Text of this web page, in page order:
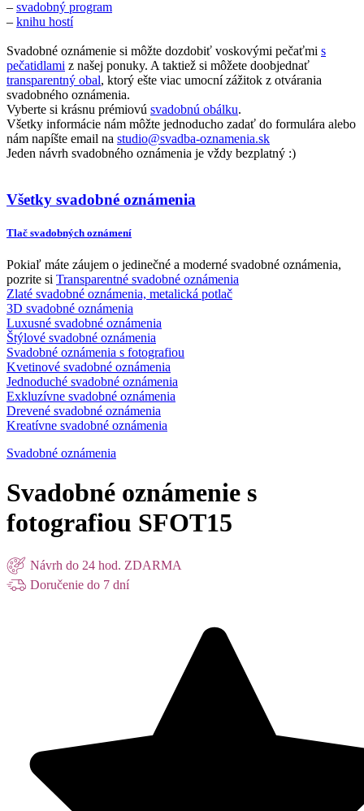
– svadobný program
– knihu hostí
Svadobné oznámenie si môžte dozdobiť voskovými pečaťmi s
pečatidlami z našej ponuky. A taktiež si môžete doobjednať
transparentný obal, ktorý ešte viac umocní zážitok z otvárania
svadobného oznámenia.
Vyberte si krásnu prémiovú svadobnú obálku.
Všetky informácie nám môžte jednoducho zadať do formulára alebo
nám napíšte email na studio@svadba-oznamenia.sk
Jeden návrh svadobného oznámenia je vždy bezplatný :)
Všetky svadobné oznámenia
Tlač svadobných oznámení
Pokiaľ máte záujem o jedinečné a moderné svadobné oznámenia,
pozrite si Transparentné svadobné oznámenia
Zlaté svadobné oznámenia, metalická potlač
3D svadobné oznámenia
Luxusné svadobné oznámenia
Štýlové svadobné oznámenia
Svadobné oznámenia s fotografiou
Kvetinové svadobné oznámenia
Jednoduché svadobné oznámenia
Exkluzívne svadobné oznámenia
Drevené svadobné oznámenia
Kreatívne svadobné oznámenia
Svadobné oznámenia
Svadobné oznámenie s
fotografiou SFOT15
Návrh do 24 hod. ZDARMA
Doručenie do 7 dní